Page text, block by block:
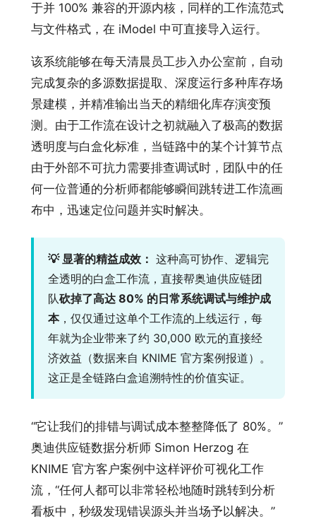
于并 100% 兼容的开源内核，同样的工作流范式
与文件格式，在 iModel 中可直接导入运行。
该系统能够在每天清晨员工步入办公室前，自动
完成复杂的多源数据提取、深度运行多种库存场
景建模，并精准输出当天的精细化库存演变预
测。由于工作流在设计之初就融入了极高的数据
透明度与白盒化标准，当链路中的某个计算节点
由于外部不可抗力需要排查调试时，团队中的任
何一位普通的分析师都能够瞬间跳转进工作流画
布中，迅速定位问题并实时解决。
💡 显著的精益成效： 这种高可协作、逻辑完
全透明的白盒工作流，直接帮奥迪供应链团
队砍掉了高达 80% 的日常系统调试与维护成
本，仅仅通过这单个工作流的上线运行，每
年就为企业带来了约 30,000 欧元的直接经
济效益（数据来自 KNIME 官方案例报道）。
这正是全链路白盒追溯特性的价值实证。
“它让我们的排错与调试成本整整降低了 80%。”
奥迪供应链数据分析师 Simon Herzog 在
KNIME 官方客户案例中这样评价可视化工作
流，“任何人都可以非常轻松地随时跳转到分析
看板中，秒级发现错误源头并当场予以解决。”